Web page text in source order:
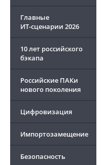
Главные
ИТ-сценарии 2026
10 лет российского
бэкапа
Российские ПАКи
нового поколения
Цифровизация
Импортозамещение
Безопасность